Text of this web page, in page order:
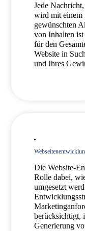
Jede
wird mit einem
gewünschten
von Inhalten
für den
Website in
und Ihres
Die Website-
Rolle dabei,
umgesetzt
berücksichtigt,
Generierung